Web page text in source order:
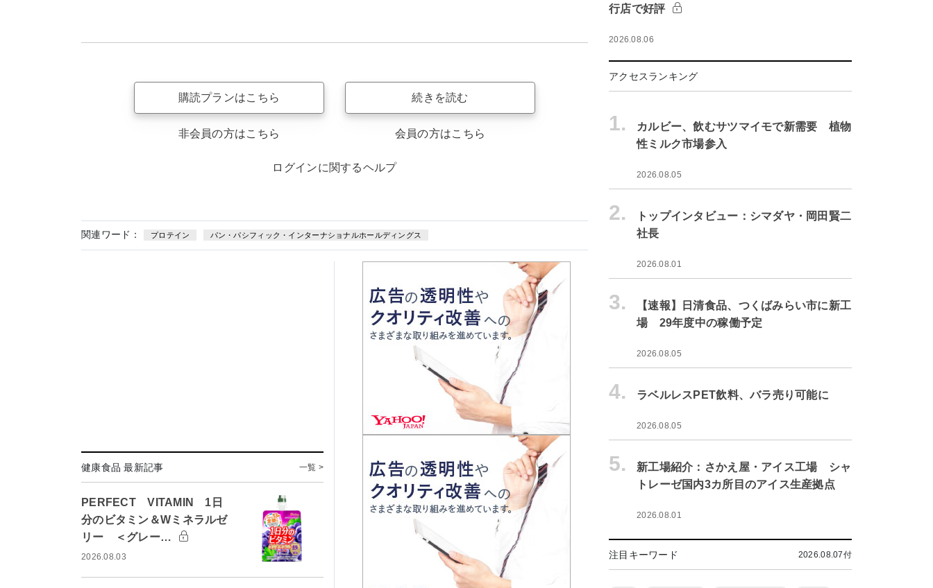
購読プランはこちら
非会員の方はこちら
続きを読む
会員の方はこちら
ログインに関するヘルプ
関連ワード： プロテイン パン・パシフィック・インターナショナルホールディングス
健康食品 最新記事 一覧 >
PERFECT VITAMIN 1日
分のビタミン＆Wミネラルゼ
リー ＜グレー…
2026.08.03
行店で好評
2026.08.06
アクセスランキング
1.
カルビー、飲むサツマイモで新需要 植物
性ミルク市場参入
2026.08.05
2.
トップインタビュー：シマダヤ・岡田賢二
社長
2026.08.01
3.
【速報】日清食品、つくばみらい市に新工
場 29年度中の稼働予定
2026.08.05
4. ラベルレスPET飲料、バラ売り可能に
2026.08.05
5.
新工場紹介：さかえ屋・アイス工場 シャ
トレーゼ国内3カ所目のアイス生産拠点
2026.08.01
注目キーワード 2026.08.07付